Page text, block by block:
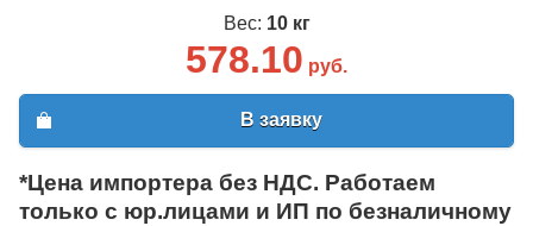
Вес: 10 кг
578.10 руб.
В заявку
*Цена импортера без НДС. Работаем
только с юр.лицами и ИП по безналичному